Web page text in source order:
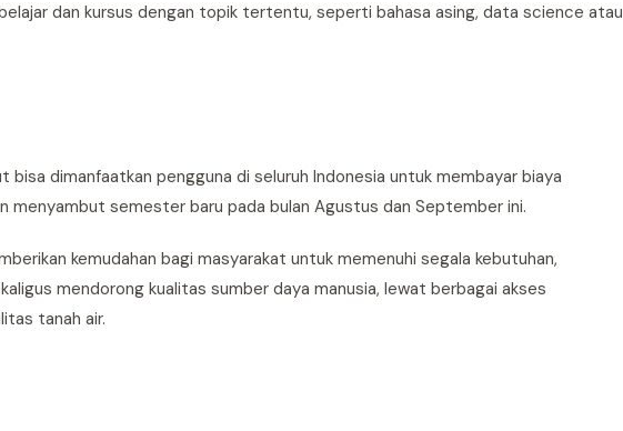
dan kursus dengan topik tertentu, seperti bahasa asing, data science atau
dimanfaatkan pengguna di seluruh Indonesia untuk membayar biaya
menyambut semester baru pada bulan Agustus dan September ini.
kemudahan bagi masyarakat untuk memenuhi segala kebutuhan,
mendorong kualitas sumber daya manusia, lewat berbagai akses
tanah air.